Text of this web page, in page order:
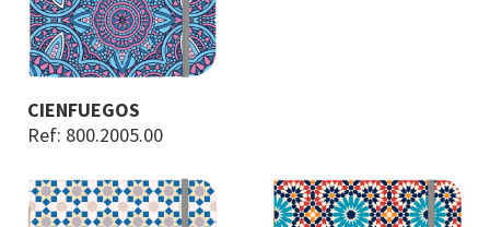
CIENFUEGOS
Ref: 800.2005.00